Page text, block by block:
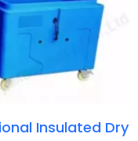
Insulated Dry